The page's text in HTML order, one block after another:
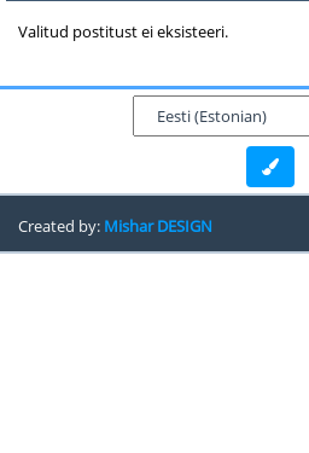
Valitud postitust ei eksisteeri.
Created by: Mishar DESIGN